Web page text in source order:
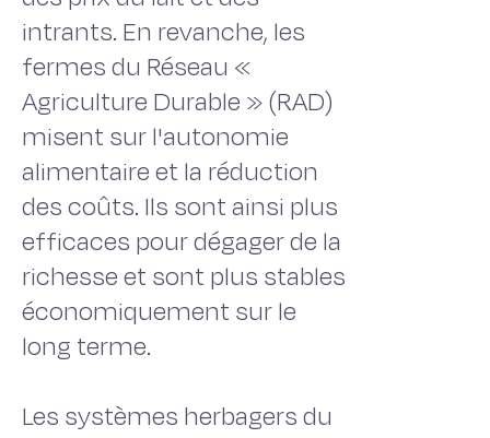
intrants. En revanche, les
fermes du Réseau «
Agriculture Durable » (RAD)
misent sur l'autonomie
alimentaire et la réduction
des coûts. Ils sont ainsi plus
efficaces pour dégager de la
richesse et sont plus stables
économiquement sur le
long terme.
Les systèmes herbagers du